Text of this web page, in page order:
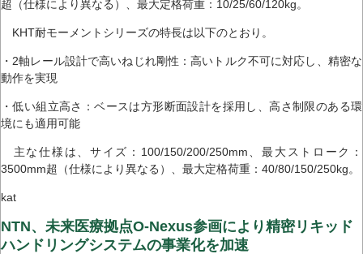
超（仕様により異なる）、最大定格荷重：10/25/60/120kg。
KHT耐モーメントシリーズの特長は以下のとおり。
・2軸レール設計で高いねじれ剛性：高いトルク不可に対応し、精密な
動作を実現
・低い組立高さ：ベースは方形断面設計を採用し、高さ制限のある環
境にも適用可能
主な仕様は、サイズ：100/150/200/250mm、最大ストローク：
3500mm超（仕様により異なる）、最大定格荷重：40/80/150/250kg。
kat
NTN、未来医療拠点O-Nexus参画により精密リキッド
ハンドリングシステムの事業化を加速